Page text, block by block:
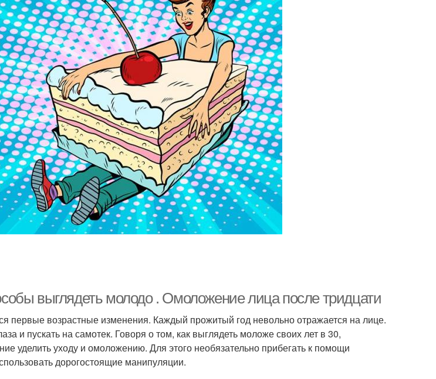
выглядеть молодо . Омоложение лица после тридцати
первые возрастные изменения. Каждый прожитый год невольно отражается на лице.
и пускать на самотек. Говоря о том, как выглядеть моложе своих лет в 30,
уделить уходу и омоложению. Для этого необязательно прибегать к помощи
дорогостоящие манипуляции.